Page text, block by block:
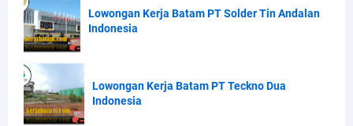
Lowongan Kerja Batam PT Solder Tin Andalan
Indonesia
Lowongan Kerja Batam PT Teckno Dua
Indonesia